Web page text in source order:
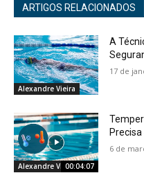
ARTIGOS RELACIONADOS
Alexandre Vieira
A
17 de
Alexandre Vieira00:04:07
6 de